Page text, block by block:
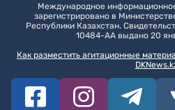
Международное
зарегистрировано в
Республики Казахстан.
10484-АА выдано 20
Как разместить агитационные